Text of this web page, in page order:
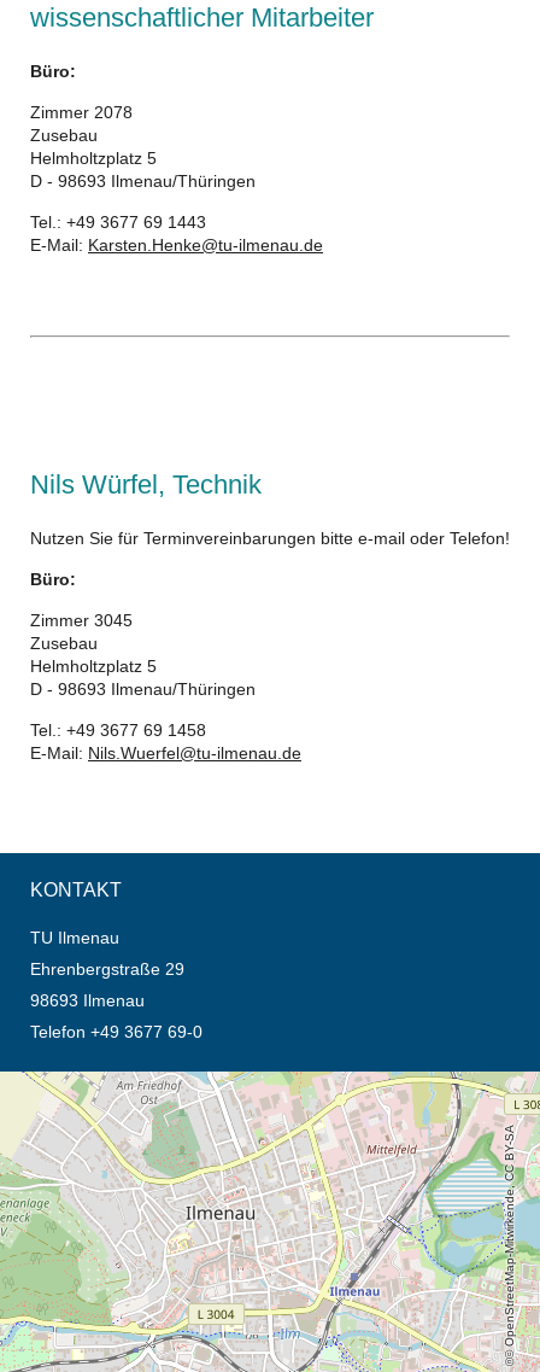
wissenschaftlicher Mitarbeiter
Büro:
Zimmer 2078
Zusebau
Helmholtzplatz 5
D - 98693 Ilmenau/Thüringen
Tel.: +49 3677 69 1443
E-Mail: Karsten.Henke@tu-ilmenau.de
Nils Würfel, Technik
Nutzen Sie für Terminvereinbarungen bitte e-mail oder Telefon!
Büro:
Zimmer 3045
Zusebau
Helmholtzplatz 5
D - 98693 Ilmenau/Thüringen
Tel.: +49 3677 69 1458
E-Mail: Nils.Wuerfel@tu-ilmenau.de
KONTAKT
TU Ilmenau
Ehrenbergstraße 29
98693 Ilmenau
Telefon +49 3677 69-0
Öffnet die Anfahrtsbeschreibung in neuem Tab (Karte)
© OpenStreetMap-Mitwirkende, CC BY-SA